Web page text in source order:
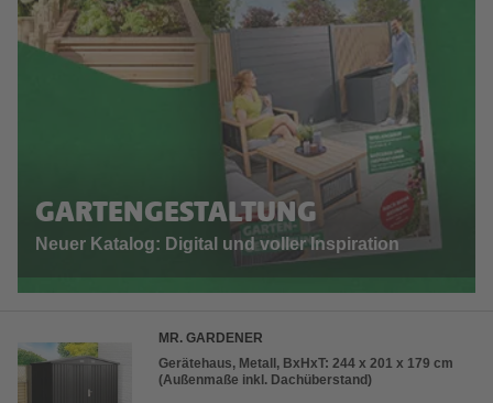
GARTENGESTALTUNG
Neuer Katalog: Digital und voller Inspiration
MR. GARDENER
Gerätehaus, Metall, BxHxT: 244 x 201 x 179 cm
(Außenmaße inkl. Dachüberstand)